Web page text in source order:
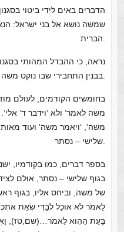
הדברים באים לידי ביטוי
שמשה נושא אל בני ישראל:
נראה, כי ההבדל המהותי
בחומשים הקודמים, לעולם
משה לאמר’ ולא ‘וידבר ד’ אלי’.
משה’, ‘ויאמר משה’ ועוד
בספר דברים, כמו בקודמיו,
בגוף שלישי – נסתר, אולם
של משה, וביחס אליו, בגוף
לֵאמֹר לֹא אוּכַל לְבַדִּי שְׂאֵת
בָּעֵת הַהִוא לֵאמֹר…(שם,טז),